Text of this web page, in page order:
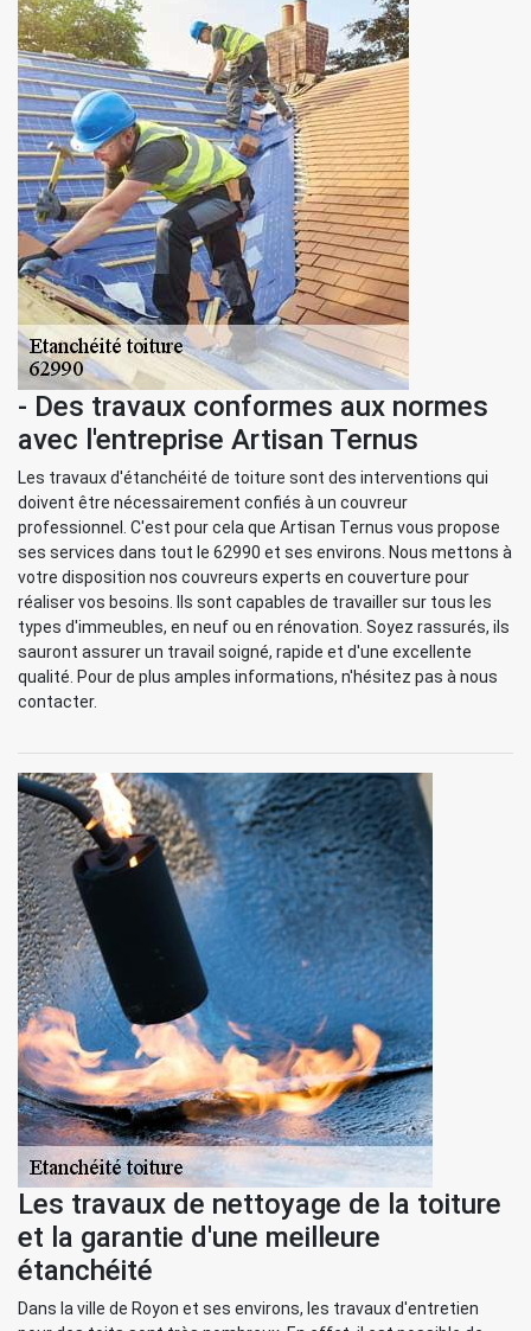
- Des travaux conformes aux normes
avec l'entreprise Artisan Ternus
Les travaux d'étanchéité de toiture sont des interventions qui
doivent être nécessairement confiés à un couvreur
professionnel. C'est pour cela que Artisan Ternus vous propose
ses services dans tout le 62990 et ses environs. Nous mettons à
votre disposition nos couvreurs experts en couverture pour
réaliser vos besoins. Ils sont capables de travailler sur tous les
types d'immeubles, en neuf ou en rénovation. Soyez rassurés, ils
sauront assurer un travail soigné, rapide et d'une excellente
qualité. Pour de plus amples informations, n'hésitez pas à nous
contacter.
Les travaux de nettoyage de la toiture
et la garantie d'une meilleure
étanchéité
Dans la ville de Royon et ses environs, les travaux d'entretien